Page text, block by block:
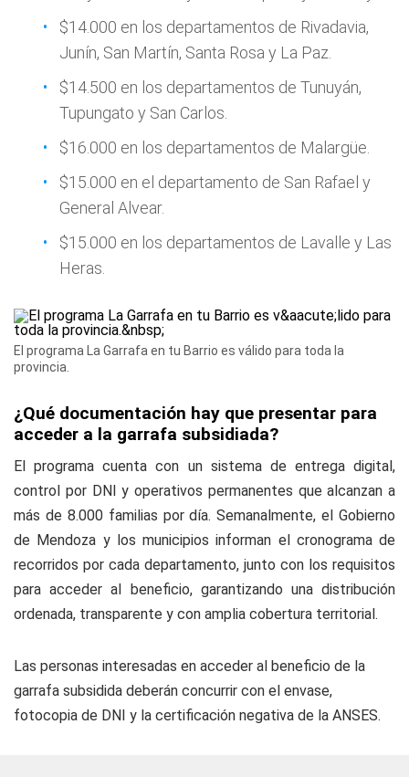
$14.000 en los departamentos de Rivadavia,
Junín, San Martín, Santa Rosa y La Paz.
$14.500 en los departamentos de Tunuyán,
Tupungato y San Carlos.
$16.000 en los departamentos de Malargüe.
$15.000 en el departamento de San Rafael y
General Alvear.
$15.000 en los departamentos de Lavalle y Las
Heras.
El programa La Garrafa en tu Barrio es válido para toda la
provincia.
¿Qué documentación hay que presentar para
acceder a la garrafa subsidiada?
El programa cuenta con un sistema de entrega digital,
control por DNI y operativos permanentes que alcanzan a
más de 8.000 familias por día. Semanalmente, el Gobierno
de Mendoza y los municipios informan el cronograma de
recorridos por cada departamento, junto con los requisitos
para acceder al beneficio, garantizando una distribución
ordenada, transparente y con amplia cobertura territorial.
Las personas interesadas en acceder al beneficio de la
garrafa subsidida deberán concurrir con el envase,
fotocopia de DNI y la certificación negativa de la ANSES.